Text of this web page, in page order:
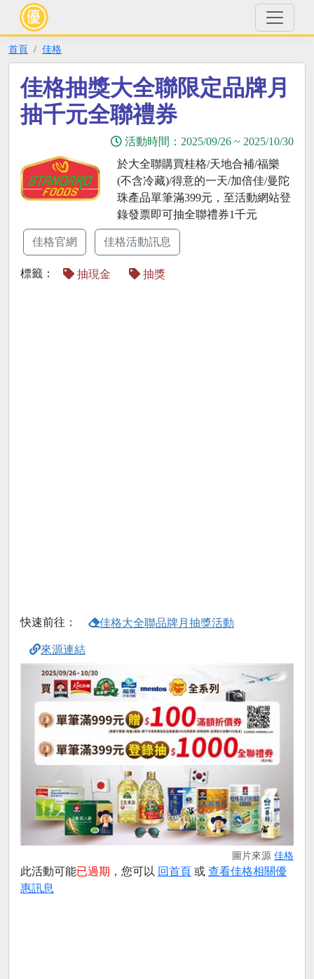
首頁 佳格
佳格抽獎大全聯限定品牌月
抽千元全聯禮券
活動時間： 2025/09/26 ~ 2025/10/30
於大全聯購買桂格/天地合補/福樂
(不含冷藏)/得意的一天/加倍佳/曼陀
珠產品單筆滿399元，至活動網站登
錄發票即可抽全聯禮券1千元
佳格官網 佳格活動訊息
標籤： 抽現金 抽獎
快速前往： 佳格大全聯品牌月抽獎活動
來源連結
圖片來源 佳格
此活動可能已過期 ，您可以 回首頁 或 查看佳格相關優
惠訊息